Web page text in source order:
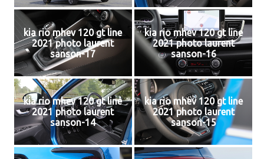
kia rio mhev 120 gt line
2021 photo laurent
sanson-17
kia rio mhev 120 gt line
2021 photo laurent
sanson-16
kia rio mhev 120 gt line
2021 photo laurent
sanson-14
kia rio mhev 120 gt line
2021 photo laurent
sanson-15